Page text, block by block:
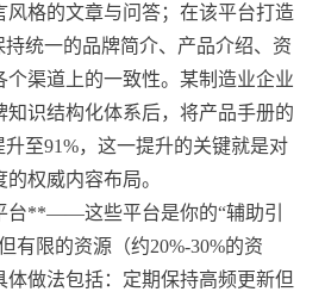
风格的文章与问答；在该平台打造
统一的品牌简介、产品介绍、资
个渠道上的一致性。某制造业企业
知识结构化体系后，将产品手册的
至91%，这一提升的关键就是对
权威内容布局。
台**——这些平台是你的“辅助引
有限的资源（约20%-30%的资
体做法包括：定期保持高频更新但